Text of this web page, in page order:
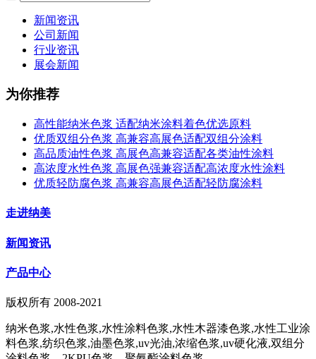
新闻资讯
公司新闻
行业资讯
展会新闻
为你推荐
高性能纳米色浆 适配纳米涂料着色优选原料
优质双组分色浆 高兼容高展色适配双组分涂料
高品质油性色浆 高展色高兼容适配各类油性涂料
高浓度水性色浆 高展色强兼容适配高浓度水性涂料
优质轻防腐色浆 高兼容高展色适配轻防腐涂料
走进纳美
新闻资讯
产品中心
版权所有 2008-2021
纳米色浆,水性色浆,水性涂料色浆,水性木器漆色浆,水性工业涂
料色浆,纺织色浆,油墨色浆,uv光油,浓缩色浆,uv硬化液,双组分